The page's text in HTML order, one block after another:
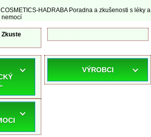
COSMETICS-HADRABA Poradna a zkušenosti s léky a
nemocí
Zkuste
VÝROBCI